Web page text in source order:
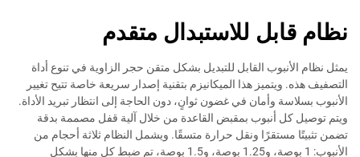
نظام قابل للاستبدال متقدم
يمثل نظام الأنبوب القابل للتبديل بشكل متقن حجر الزاوية في تنوع أداة
التصفيف هذه. ويتميز هذا الميكانيزم بتقنية إصدار سريعة خاصة تتيح تغيير
الأنبوب بسلاسة وأمان في غضون ثوانٍ، دون الحاجة إلى انتظار تبريد الأداة.
ويتم توصيل كل أنبوب بمقبض القاعدة من خلال آلية قفل مصممة بدقة
تضمن تثبيتًا مستقرًا ونقل حرارة متسقًا. ويشمل النظام ثلاثة أحجام من
الأنبوب: 1 بوصة، و1.25 بوصة، و1.5 بوصة، تم ضبط كل منها بشكل